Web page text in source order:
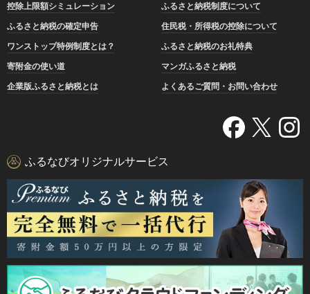
控除上限額シミュレーション
ふるさと納税制度について
ふるさと納税の確定申告
住民税・所得税の控除について
ワンストップ特例制度とは？
ふるさと納税のお礼特典
寄附金の使い道
マンガふるさと納税
企業版ふるさと納税とは
よくあるご質問・お問い合わせ
ふるなびオリジナルサービス